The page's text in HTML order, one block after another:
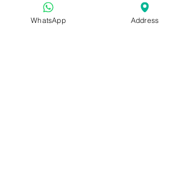
Startseite Besuch der Gärten
WhatsApp Address